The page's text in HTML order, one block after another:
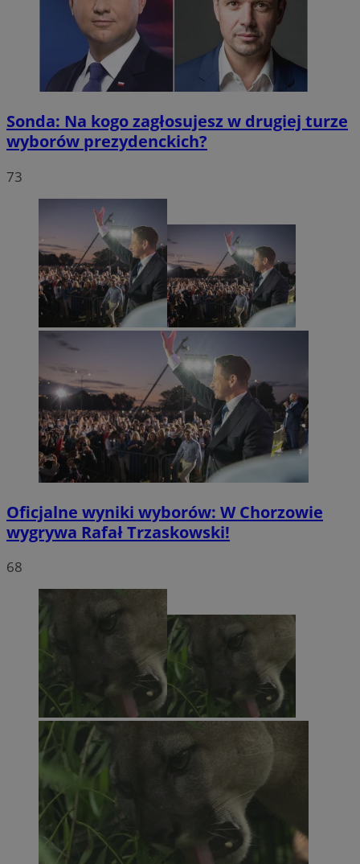
Sonda: Na kogo zagłosujesz w drugiej turze
wyborów prezydenckich?
73
Oficjalne wyniki wyborów: W Chorzowie
wygrywa Rafał Trzaskowski!
68